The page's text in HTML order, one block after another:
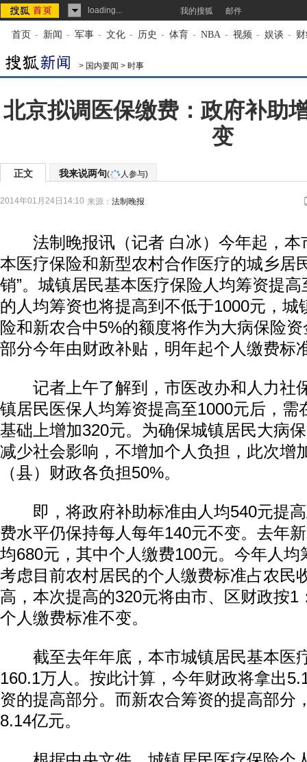
loading... 我的搜狐 邮件
首页 - 新闻 - 军事 - 文化 - 历史 - 体育 - NBA - 视频 - 娱谈 -
> 国内要闻 > 时事
北京拟调医保缴费：政府补助
变
正文 我来说两句( 人参与)
2014年01月24日14:10 来源： 法制晚报
法制晚报讯（记者 白冰）今年起，本
本医疗保险和新型农村合作医疗的城乡居
销”。城镇居民基本医疗保险人均筹资提
的人均筹资也将提高到不低于1000元，城
险和新农合中5%的额度将作为大病保险
部分今年由财政补贴，明年起个人缴费标
记者上午了解到，市医改办和人力社
镇居民医保人均筹资提高至1000元后，需
基础上增加320元。为确保城镇居民大病
减少社会影响，不增加个人负担，此次增
（县）财政各负担50%。
即，将政府补助标准由人均540元提高
费水平仍保持每人每年140元不变。去年
均680元，其中个人缴费100元。今年人均
考虑目前农村居民的个人缴费标准占农民
高，本次提高的320元将由市、区财政按1
个人缴费标准不变。
截至去年年底，本市城镇居民基本医
160.1万人。按此计算，今年财政将拿出
资的提高部分。而新农合筹资的提高部分
8.14亿元。